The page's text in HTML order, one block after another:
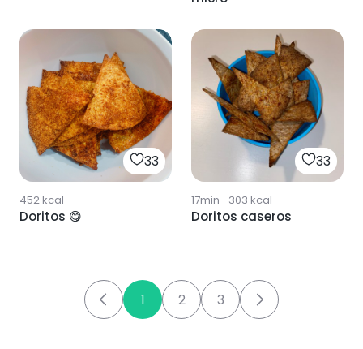
33
452kcal
Doritos 😋
33
17min · 303 kcal
Doritos caseros
1 2 3